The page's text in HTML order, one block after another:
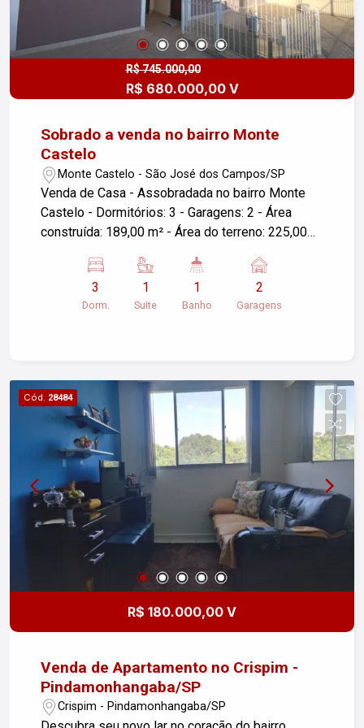
R$ 745.000,00
R$ 680.000,00 V
Sobrado a venda no bairro Monte
Castelo
Monte Castelo - São José dos Campos/SP
Venda de Casa - Assobradada no bairro Monte
Castelo - Dormitórios: 3 - Garagens: 2 - Área
construída: 189,00 m² - Área do terreno: 225,00
você está interessado em mais detalhes ou
agendar uma visita, fique à vontade para
perguntar!
3
Dorm.
1
Suite
1
Banho
2
Garagens
Cód. 28484
R$ 180.000,00 V
Venda de Apartamento no Crispim -
Pindamonhangaba/SP
Crispim - Pindamonhangaba/SP